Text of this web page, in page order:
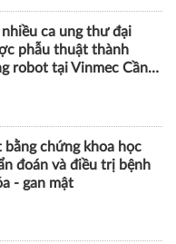
nhiều ca ung thư đại
phẫu thuật thành
robot tại Vinmec Cần
bằng chứng khoa học
đoán và điều trị bệnh
- gan mật